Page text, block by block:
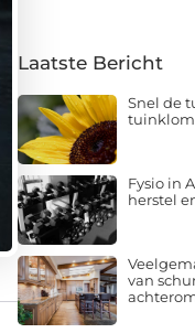
Laatste Bericht
Snel de
Fysio in
herstel
van